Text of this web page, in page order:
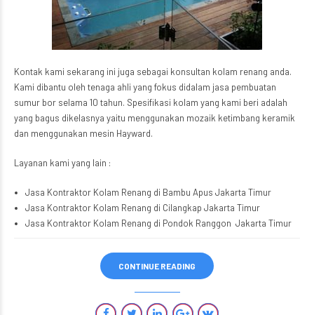
Kontak kami sekarang ini juga sebagai konsultan kolam renang anda.
Kami dibantu oleh tenaga ahli yang fokus didalam jasa pembuatan
sumur bor selama 10 tahun. Spesifikasi kolam yang kami beri adalah
yang bagus dikelasnya yaitu menggunakan mozaik ketimbang keramik
dan menggunakan mesin Hayward.
Layanan kami yang lain :
Jasa Kontraktor Kolam Renang di Bambu Apus Jakarta Timur
Jasa Kontraktor Kolam Renang di Cilangkap Jakarta Timur
Jasa Kontraktor Kolam Renang di Pondok Ranggon Jakarta Timur
CONTINUE READING